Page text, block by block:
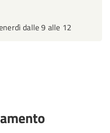
dalle 9 alle 12